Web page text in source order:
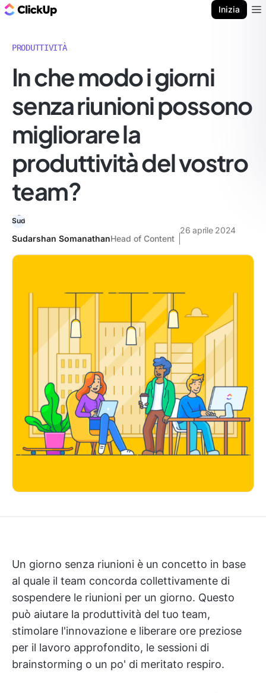
Inizia
PRODUTTIVITÀ
In che modo i giorni
senza riunioni possono
migliorare la
produttività del vostro
team?
Sudarshan SomanathanHead of Content
26 aprile 2024
Un giorno senza riunioni è un concetto in base
al quale il team concorda collettivamente di
sospendere le riunioni per un giorno. Questo
può aiutare la produttività del tuo team,
stimolare l'innovazione e liberare ore preziose
per il lavoro approfondito, le sessioni di
brainstorming o un po' di meritato respiro.